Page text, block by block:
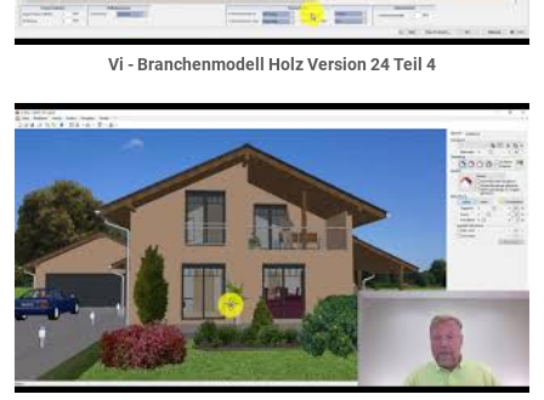
Vi - Branchenmodell Holz Version 24 Teil 4